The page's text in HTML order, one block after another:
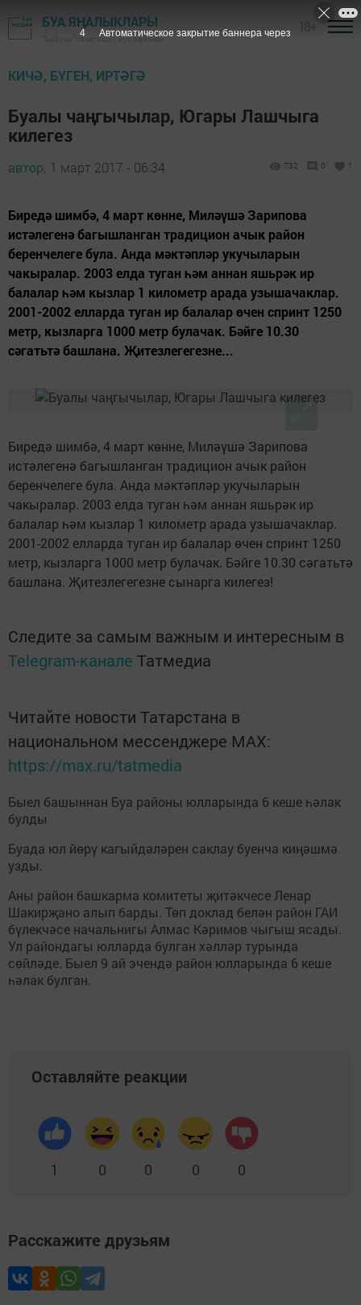
БУА ЯҢАЛЫКЛАРЫ
"Байрак" газетасы - Буа районы
КИЧӘ, БҮГЕН, ИРТӘГӘ
Буалы чаңгычылар, Югары Лашчыга
килегез
автор, 1 март 2017 - 06:34 732 0 1
Биредә шимбә, 4 март көнне, Миләүшә Зарипова
истәлегенә багышланган традицион ачык район
беренчелеге була. Анда мәктәпләр укучыларын
чакыралар. 2003 елда туган һәм аннан яшьрәк ир
балалар һәм кызлар 1 километр арада узышачаклар.
2001-2002 елларда туган ир балалар өчен спринт 1250
метр, кызларга 1000 метр булачак. Бәйге 10.30
сәгатьтә башлана. Җитезлегегезне...
Биредә шимбә, 4 март көнне, Миләүшә Зарипова
истәлегенә багышланган традицион ачык район
беренчелеге була. Анда мәктәпләр укучыларын
чакыралар. 2003 елда туган һәм аннан яшьрәк ир
балалар һәм кызлар 1 километр арада узышачаклар.
2001-2002 елларда туган ир балалар өчен спринт 1250
метр, кызларга 1000 метр булачак. Бәйге 10.30 сәгатьтә
башлана. Җитезлегегезне сынарга килегез!
Следите за самым важным и интересным в
Telegram-канале Татмедиа
Читайте новости Татарстана в
национальном мессенджере MАХ:
https://max.ru/tatmedia
Быел башыннан Буа районы юлларында 6 кеше һәлак
булды
Буада юл йөрү кагыйдәләрен саклау буенча киңәшмә
узды.
Аны район башкарма комитеты җитәкчесе Ленар
Шакирҗано алып барды. Төп доклад белән район ГАИ
бүлекчәсе начальнигы Алмас Кәримов чыгыш ясады.
Ул райондагы юлларда булган хәлләр турында
сөйләде. Быел 9 ай эчендә район юлларында 6 кеше
һәлак булган.
Оставляйте реакции
1 0 0 0 0
Расскажите друзьям
4 Автоматическое закрытие баннера через